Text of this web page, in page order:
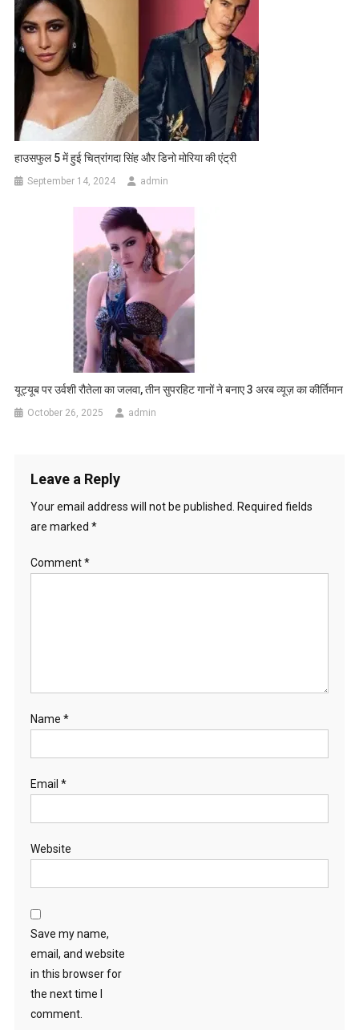
हाउसफुल 5 में हुई चित्रांगदा सिंह और डिनो मोरिया की एंट्री
September 14, 2024 admin
यूट्यूब पर उर्वशी रौतेला का जलवा, तीन सुपरहिट गानों ने बनाए 3 अरब व्यूज़ का कीर्तिमान
October 26, 2025 admin
Leave a Reply
Your email address will not be published. Required fields
are marked *
Comment*
Name *
Email *
Website
Save my name,
email, and website
in this browser for
the next time I
comment.